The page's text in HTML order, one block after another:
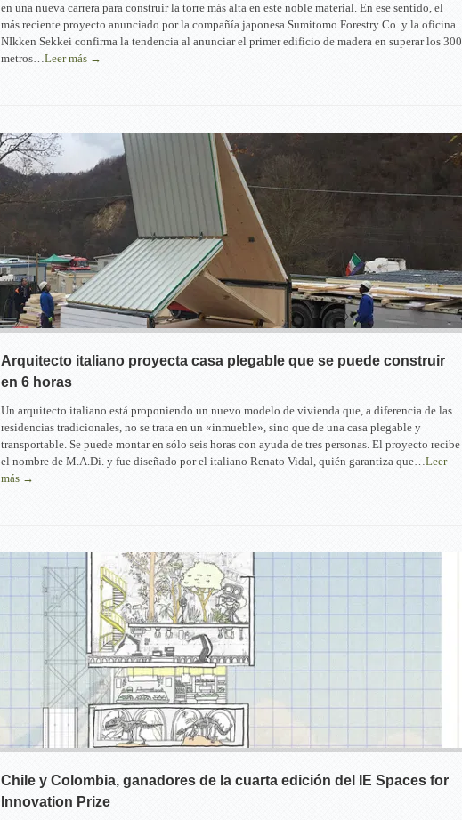
en una nueva carrera para construir la torre más alta en este noble material. En ese sentido, el
más reciente proyecto anunciado por la compañía japonesa Sumitomo Forestry Co. y la oficina
NIkken Sekkei confirma la tendencia al anunciar el primer edificio de madera en superar los 300
metros…Leer más →
Arquitecto italiano proyecta casa plegable que se puede construir
en 6 horas
Un arquitecto italiano está proponiendo un nuevo modelo de vivienda que, a diferencia de las
residencias tradicionales, no se trata en un «inmueble», sino que de una casa plegable y
transportable. Se puede montar en sólo seis horas con ayuda de tres personas. El proyecto recibe
el nombre de M.A.Di. y fue diseñado por el italiano Renato Vidal, quién garantiza que…Leer
más →
Chile y Colombia, ganadores de la cuarta edición del IE Spaces for
Innovation Prize